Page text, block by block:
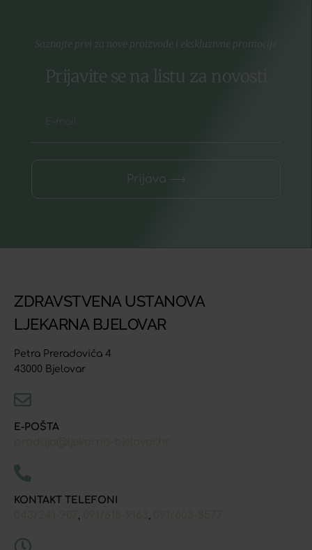
Saznajte prvi za nove proizvode i ekskluzivne promocije
Prijavite se na listu za novosti
Prijava ⟶
ZDRAVSTVENA USTANOVA
LJEKARNA BJELOVAR
Petra Preradovića 4
43000 Bjelovar
E-POŠTA
KONTAKT TELEFONI